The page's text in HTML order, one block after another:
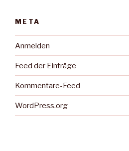
META
Anmelden
Feed der Einträge
Kommentare-Feed
WordPress.org